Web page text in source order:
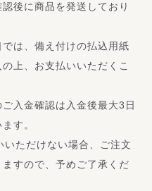
後に商品を発送しており
は、備え付けの払込用紙
上、お支払いいただくこ
入金確認は入金後最大3日
す。
いただけない場合、ご注文
すので、予めご了承くだ